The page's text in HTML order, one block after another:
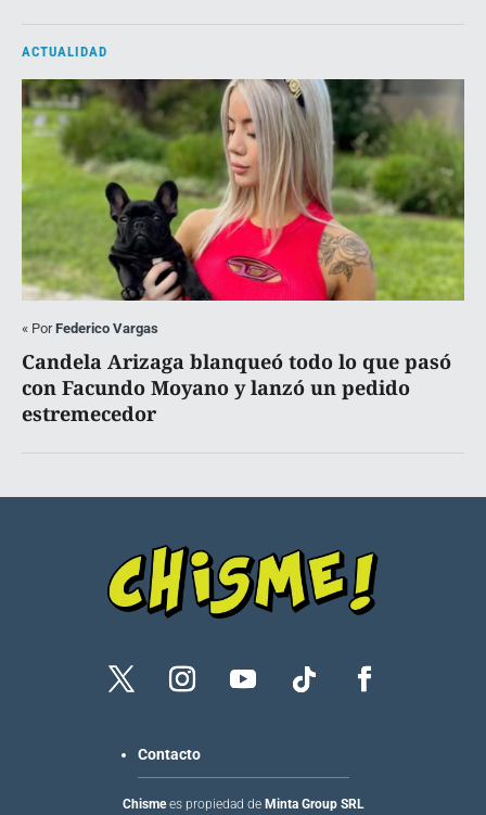
ACTUALIDAD
« PorFederico Vargas
Candela Arizaga blanqueó todo lo que pasó
con Facundo Moyano y lanzó un pedido
estremecedor
Contacto
Chismees propiedad de Minta Group SRL